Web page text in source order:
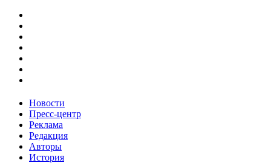
Новости
Пресс-центр
Реклама
Редакция
Авторы
История